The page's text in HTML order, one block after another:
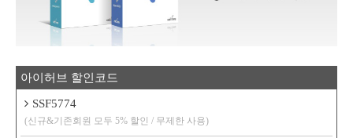
아이허브 할인코드
SSF5774
(신규&기존회원 모두 5% 할인 / 무제한 사용)